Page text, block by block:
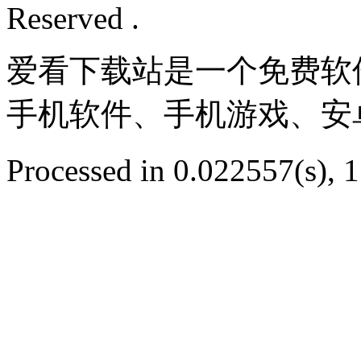
Reserved .
爱看下载站是一个免费
手机软件、手机游戏、
Processed in 0.022557(s),